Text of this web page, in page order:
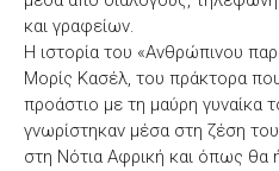
και γραφείων.
Η ιστορία του «Ανθρώπινου
Μορίς Κασέλ, του πράκτορα
προάστιο με τη μαύρη γυναίκα
γνωρίστηκαν μέσα στη ζέση
στη Νότια Αφρική και όπως θα